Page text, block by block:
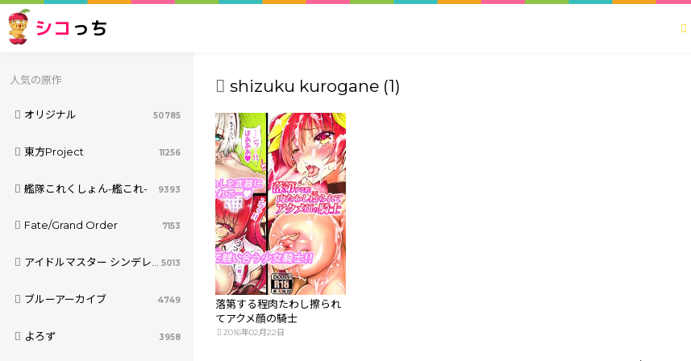
シコ っち
人気の原作
オリジナル 50785
東方Project 11256
艦隊これくしょん-艦これ- 9393
Fate/Grand Order 7153
アイドルマスター シンデレラガールズ 5013
ブルーアーカイブ 4749
よろず 3958
shizuku kurogane (1)
落第する程肉たわし擦られ
てアクメ顔の騎士
2016年02月22日